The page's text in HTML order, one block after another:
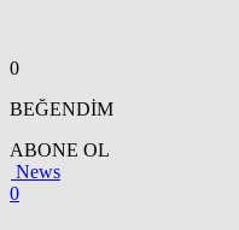
0
BEĞENDİM
ABONE OL
News
0